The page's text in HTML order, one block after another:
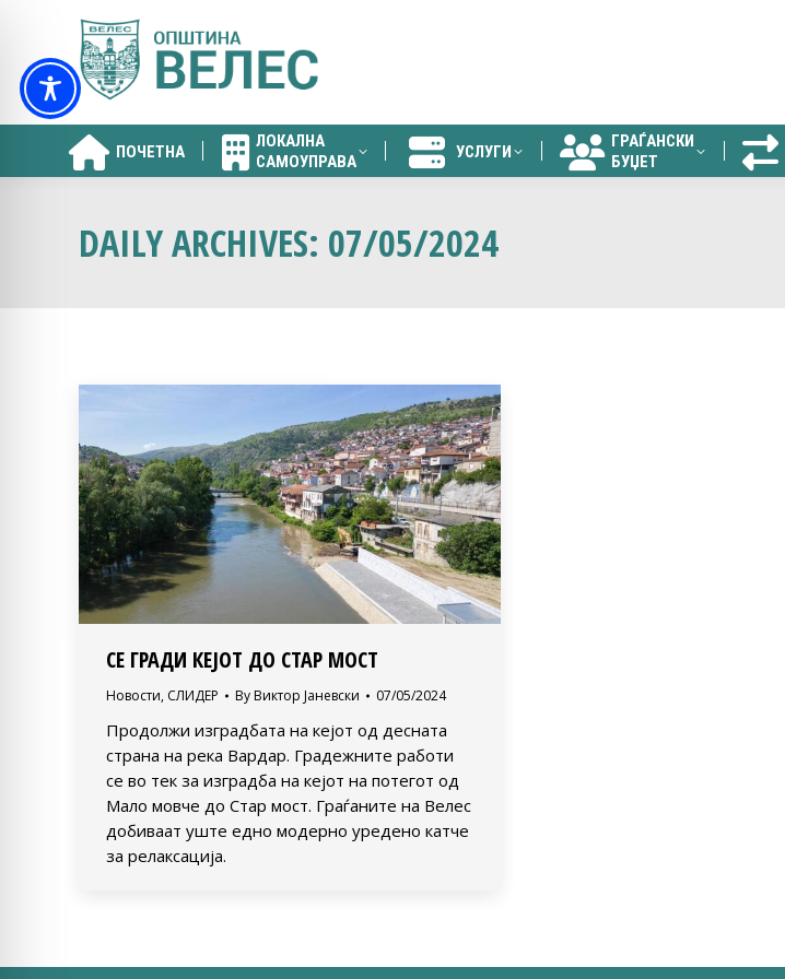
ПОЧЕТНА
ЛОКАЛНА
САМОУПРАВА
УСЛУГИ
ГРАЃАНСКИ
БУЏЕТ
DAILY ARCHIVES: 07/05/2024
СЕ ГРАДИ КЕЈОТ ДО СТАР МОСТ
Новости, СЛИДЕР By Виктор Јаневски 07/05/2024
Продолжи изградбата на кејот од десната
страна на река Вардар. Градежните работи
се во тек за изградба на кејот на потегот од
Мало мовче до Стар мост. Граѓаните на Велес
добиваат уште едно модерно уредено катче
за релаксација.
ПОЧЕТНА